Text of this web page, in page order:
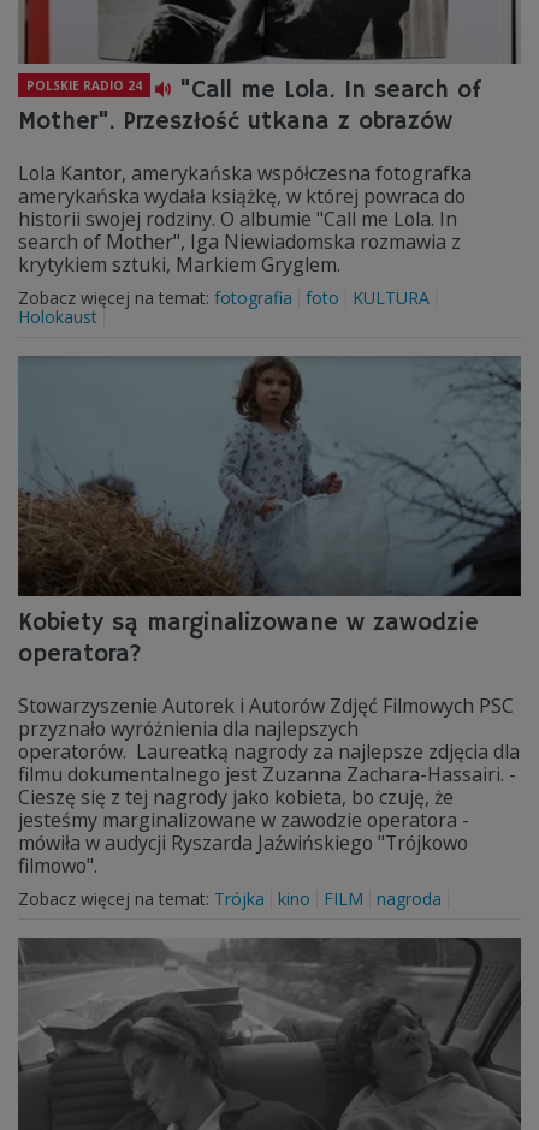
POLSKIE RADIO 24
"Call me Lola. In search of
Mother". Przeszłość utkana z obrazów
Lola Kantor, amerykańska współczesna fotografka
amerykańska wydała książkę, w której powraca do
historii swojej rodziny. O albumie "Call me Lola. In
search of Mother", Iga Niewiadomska rozmawia z
krytykiem sztuki, Markiem Gryglem.
Zobacz więcej na temat: fotografia foto
KULTURA
Holokaust
Kobiety są marginalizowane w zawodzie
operatora?
Stowarzyszenie Autorek i Autorów Zdjęć Filmowych PSC
przyznało wyróżnienia dla najlepszych
operatorów. Laureatką nagrody za najlepsze zdjęcia dla
filmu dokumentalnego jest Zuzanna Zachara-Hassairi. -
Cieszę się z tej nagrody jako kobieta, bo czuję, że
jesteśmy marginalizowane w zawodzie operatora -
mówiła w audycji Ryszarda Jaźwińskiego "Trójkowo
filmowo".
Zobacz więcej na temat: Trójka kino FILM nagroda